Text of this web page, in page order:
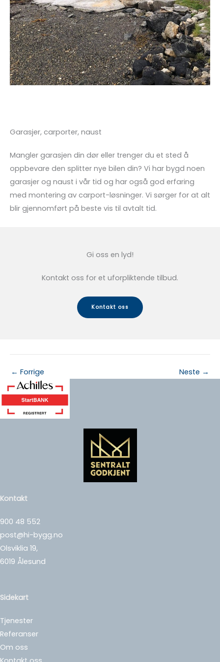
Garasjer, carporter, naust
Mangler garasjen din dør eller trenger du et sted å
oppbevare den splitter nye bilen din? Vi har bygd noen
garasjer og naust i vår tid og har også god erfaring
med montering av carport-løsninger. Vi sørger for at alt
blir gjennomført på beste vis til avtalt tid.
Gi oss en lyd!
Kontakt oss for et uforpliktende tilbud.
Kontakt oss
← Forrige Neste →
Kontakt
900 48 552
post@hi-bygg.no
Olsviklia 19,
6019 Ålesund
Sidekart
Tjenester
Referanser
Om oss